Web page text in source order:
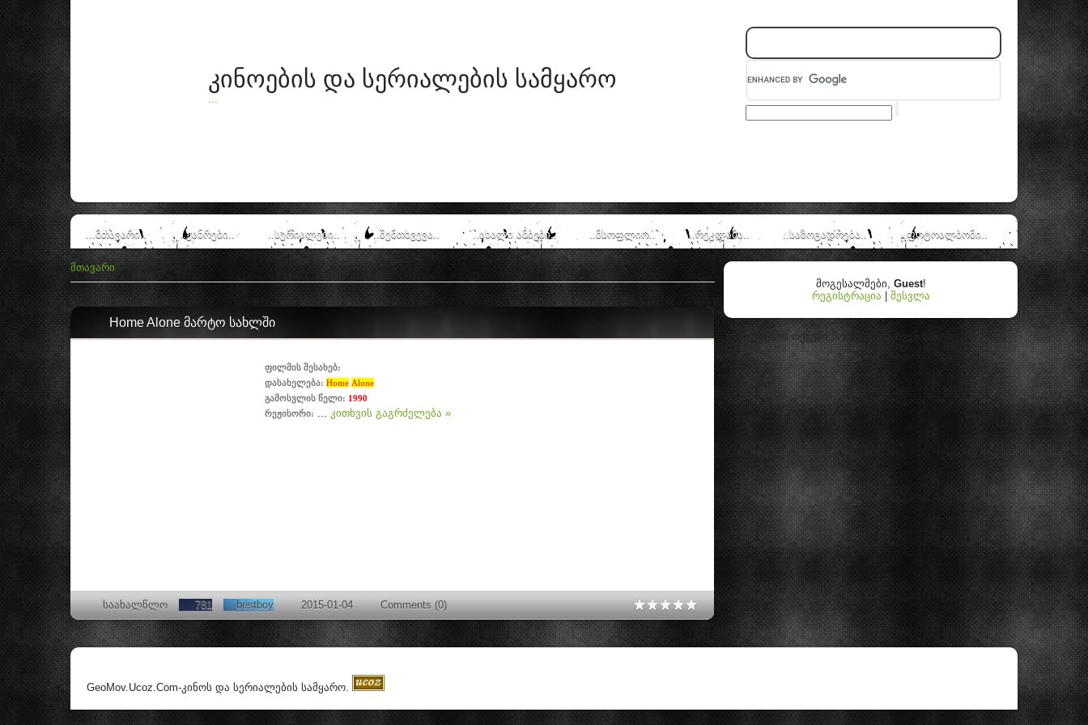
კინოების და სერიალების სამყარო
...
...მთავარი.. ..ჟანრები.. ..სერიალები.. ..შემთხვევა.. ..ახალი ამბები.. ..მსოფლიო.. ..რეკლამა.. ..საზოგადოება.. ..ფოტოალბომი..
მთავარი საახალწლო
Home Alone მარტო სახლში
ფილმის შესახებ:
დასახელება: Home Alone
გამოსვლის წელი: 1990
რეჟისორი: ... კითხვის გაგრძელება »
საახალწლო 781 bestboy 2015-01-04 Comments (0)
მოგესალმები, Guest!
რეგისტრაცია
შესვლა
კეთილი იოს თქვენი მობრძანება ჩვენ საიტზე
GeoMov.Ucoz.Com-კინოს და სერიალების სამყარო.